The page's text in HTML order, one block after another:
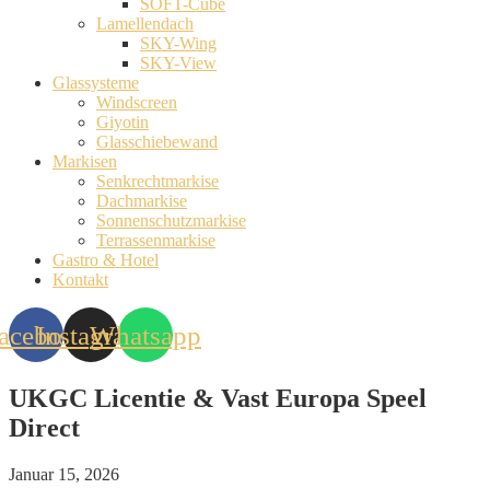
SOFT-Cube
Lamellendach
SKY-Wing
SKY-View
Glassysteme
Windscreen
Giyotin
Glasschiebewand
Markisen
Senkrechtmarkise
Dachmarkise
Sonnenschutzmarkise
Terrassenmarkise
Gastro & Hotel
Kontakt
InstagramWhatsapp
UKGC Licentie & Vast Europa Speel
Direct
Januar 15, 2026